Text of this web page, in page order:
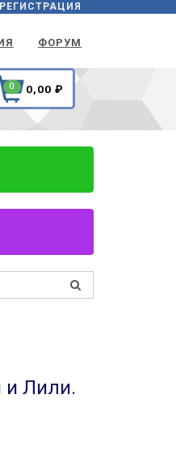
РЕГИСТРАЦИЯ
ФОРУМ
0 0,00 ₽
и Лили.